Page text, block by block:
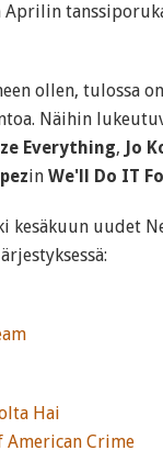
Aprilin
ollen, tulossa
Näihin
Everything, Jo
in We'll Do IT
kesäkuun uudet
Hai
American Crime